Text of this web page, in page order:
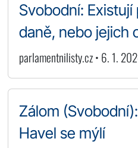
Svobodní:
daně, nebo jejich
parlamentnilisty.cz • 6. 1.
Zálom
Havel se mýlí